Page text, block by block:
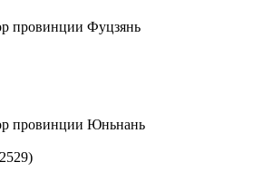
провинции Фуцзянь
провинции Юньнань
2529)